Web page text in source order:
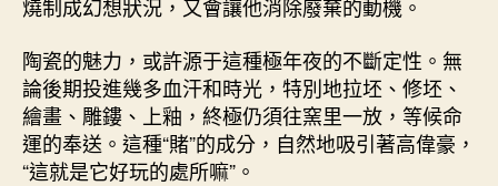
燒制成幻想狀況，又會讓他消除廢棄的動機。
陶瓷的魅力，或許源于這種極年夜的不斷定性。無
論後期投進幾多血汗和時光，特別地拉坯、修坯、
繪畫、雕鏤、上釉，終極仍須往窯里一放，等候命
運的奉送。這種“賭”的成分，自然地吸引著高偉豪，
“這就是它好玩的處所嘛”。